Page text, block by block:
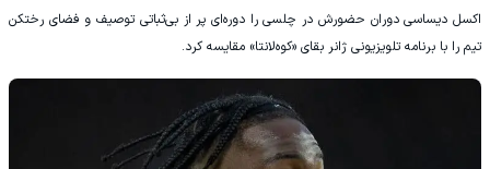
اکسل دیساسی دوران حضورش در چلسی را دوره‌ای پر از بی‌ثباتی توصیف و فضای رختکن
تیم را با برنامه تلویزیونی ژانر بقای «کوه‌لانتا» مقایسه کرد.